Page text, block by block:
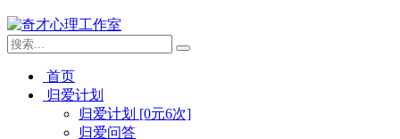
首页
归爱计划
归爱计划 [0元6次]
归爱问答